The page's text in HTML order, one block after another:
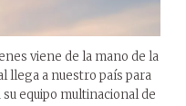
viene de la mano de la
llega a nuestro país para
equipo multinacional de